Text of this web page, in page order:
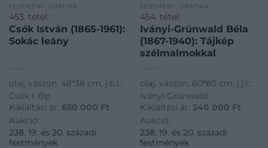
FESTMÉNY, GRAFIKA
453. tétel:
Csók István (1865-1961):
Sokác leány
olaj, vászon, 48*38 cm, j.b.l.:
Csók I. Bp
Kikiáltási ár: 650 000 Ft
Aukció:
238. 19. és 20. századi
festmények
FESTMÉNY, GRAFIKA
454. tétel:
Iványi-Grünwald Béla
(1867-1940): Tájkép
szélmalmokkal
olaj, vászon, 60*80 cm, j.j.l.:
Iványi Grünwald
Kikiáltási ár: 240 000 Ft
Aukció:
238. 19. és 20. századi
festmények